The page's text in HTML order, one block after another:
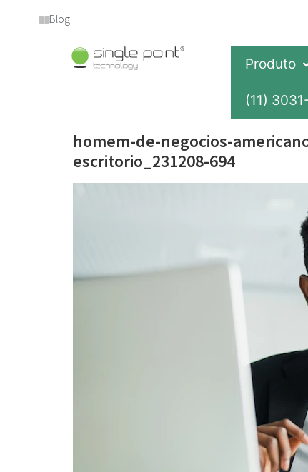
Blog
Produto
(11)
homem-de-negocios-
escritorio_231208-694